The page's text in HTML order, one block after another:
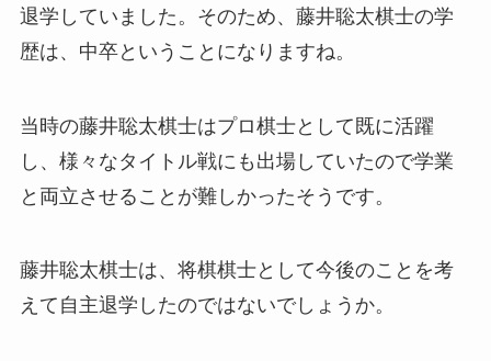
退学していました。そのため、藤井聡太棋士の学
歴は、中卒ということになりますね。
当時の藤井聡太棋士はプロ棋士として既に活躍
し、様々なタイトル戦にも出場していたので学業
と両立させることが難しかったそうです。
藤井聡太棋士は、将棋棋士として今後のことを考
えて自主退学したのではないでしょうか。